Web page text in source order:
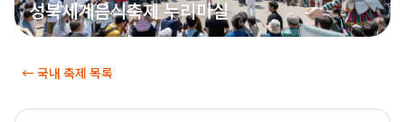
성북세계음식축제 누리마실
← 국내 축제 목록